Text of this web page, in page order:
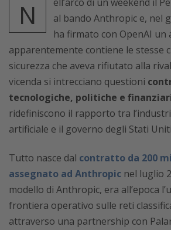
N
al bando Anthropic e, nel
ha firmato con OpenAI un
apparentemente contiene le stesse
sicurezza che aveva rifiutato alla
vicenda si intrecciano questioni
tecnologiche, politiche e
ridefiniscono il rapporto tra
artificiale e il governo degli Stati
Tutto nasce dal contratto da 200
assegnato ad Anthropic nel luglio
modello di Anthropic, era all’epoca
frontiera operativo sulle reti
attraverso una partnership con